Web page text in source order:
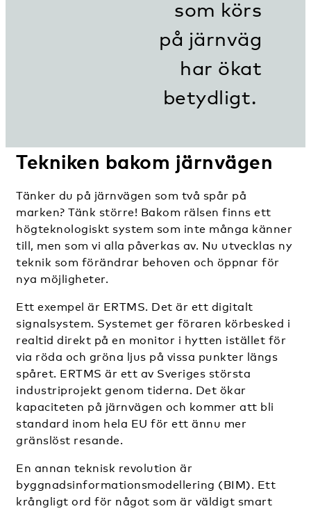
som körs
på järnväg
har ökat
betydligt.
Tekniken bakom järnvägen
Tänker du på järnvägen som två spår på
marken? Tänk större! Bakom rälsen finns ett
högteknologiskt system som inte många känner
till, men som vi alla påverkas av. Nu utvecklas ny
teknik som förändrar behoven och öppnar för
nya möjligheter.
Ett exempel är ERTMS. Det är ett digitalt
signalsystem. Systemet ger föraren körbesked i
realtid direkt på en monitor i hytten istället för
via röda och gröna ljus på vissa punkter längs
spåret. ERTMS är ett av Sveriges största
industriprojekt genom tiderna. Det ökar
kapaciteten på järnvägen och kommer att bli
standard inom hela EU för ett ännu mer
gränslöst resande.
En annan teknisk revolution är
byggnadsinformationsmodellering (BIM). Ett
krångligt ord för något som är väldigt smart